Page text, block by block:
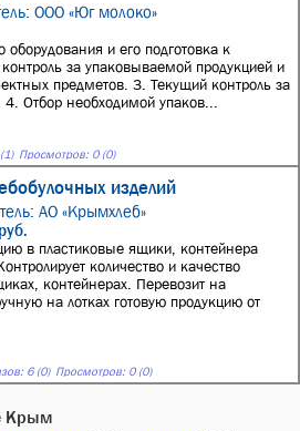
ООО «Юг молоко»
и его подготовка к
за упаковываемой продукцией и
предметов. 3. Текущий контроль за
Отбор необходимой упаков...
Просмотров: 0 (0)
изделий
АО «Крымхлеб»
в пластиковые ящики, контейнера
количество и качество
контейнерах. Перевозит на
на лотках готовую продукцию от
6 (0) Просмотров: 0 (0)
Крым